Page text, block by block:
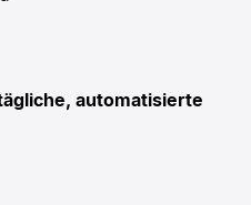
automatisierte